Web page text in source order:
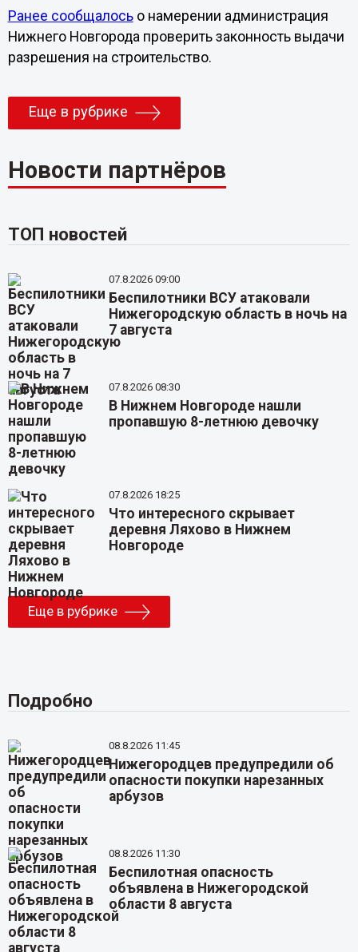
Ранее сообщалосьо намерении администрация
Нижнего Новгорода проверить законность выдачи
разрешения на строительство.
Еще в рубрике
Новости партнёров
ТОП новостей
07.8.2026 09:00
Беспилотники ВСУ атаковали
Нижегородскую область в ночь на
7 августа
07.8.2026 08:30
В Нижнем Новгороде нашли
пропавшую 8-летнюю девочку
07.8.2026 18:25
Что интересного скрывает
деревня Ляхово в Нижнем
Новгороде
Еще в рубрике
Подробно
08.8.2026 11:45
Нижегородцев предупредили об
опасности покупки нарезанных
арбузов
08.8.2026 11:30
Беспилотная опасность
объявлена в Нижегородской
области 8 августа